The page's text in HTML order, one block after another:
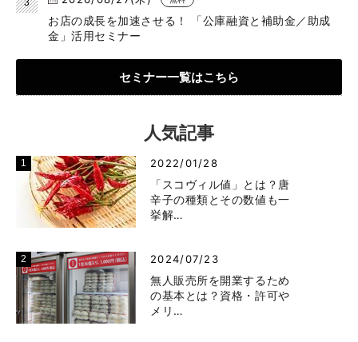
お店の成長を加速させる！ 「公庫融資と補助金／助成
金」活用セミナー
セミナー一覧はこちら
人気記事
2022/01/28
「スコヴィル値」とは？唐
辛子の種類とその数値も一
挙解…
2024/07/23
無人販売所を開業するため
の基本とは？資格・許可や
メリ…